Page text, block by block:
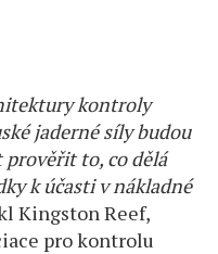
kontroly
jaderné síly budou
prověřit to, co dělá
k účasti v nákladné
Kingston Reef,
pro kontrolu